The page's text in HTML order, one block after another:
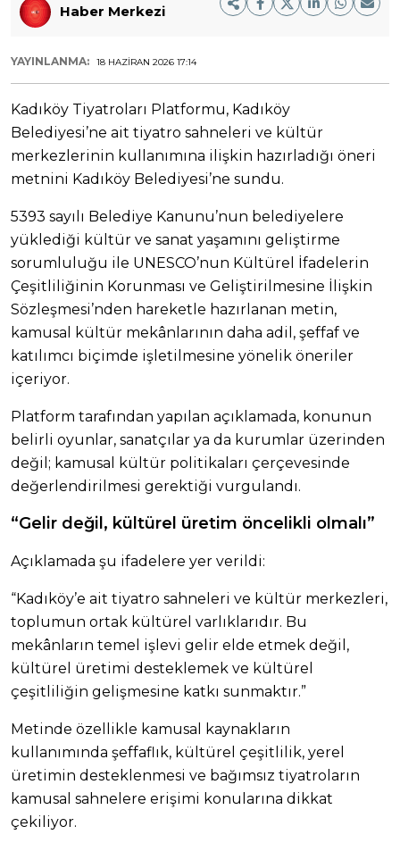
Haber Merkezi
YAYINLANMA: 18 HAZIRAN 2026 17:14
Kadıköy Tiyatroları Platformu, Kadıköy
Belediyesi’ne ait tiyatro sahneleri ve kültür
merkezlerinin kullanımına ilişkin hazırladığı öneri
metnini Kadıköy Belediyesi’ne sundu.
5393 sayılı Belediye Kanunu’nun belediyelere
yüklediği kültür ve sanat yaşamını geliştirme
sorumluluğu ile UNESCO’nun Kültürel İfadelerin
Çeşitliliğinin Korunması ve Geliştirilmesine İlişkin
Sözleşmesi’nden hareketle hazırlanan metin,
kamusal kültür mekânlarının daha adil, şeffaf ve
katılımcı biçimde işletilmesine yönelik öneriler
içeriyor.
Platform tarafından yapılan açıklamada, konunun
belirli oyunlar, sanatçılar ya da kurumlar üzerinden
değil; kamusal kültür politikaları çerçevesinde
değerlendirilmesi gerektiği vurgulandı.
“Gelir değil, kültürel üretim öncelikli olmalı”
Açıklamada şu ifadelere yer verildi:
“Kadıköy’e ait tiyatro sahneleri ve kültür merkezleri,
toplumun ortak kültürel varlıklarıdır. Bu
mekânların temel işlevi gelir elde etmek değil,
kültürel üretimi desteklemek ve kültürel
çeşitliliğin gelişmesine katkı sunmaktır.”
Metinde özellikle kamusal kaynakların
kullanımında şeffaflık, kültürel çeşitlilik, yerel
üretimin desteklenmesi ve bağımsız tiyatroların
kamusal sahnelere erişimi konularına dikkat
çekiliyor.